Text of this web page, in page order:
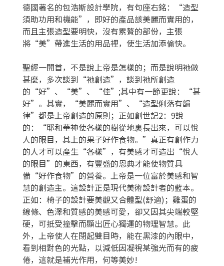
德國著名的包浩斯設計學院，有句座右銘：“造型
須助功用和機能”，即好的產品該美麗而實用的，
而且主張造型要明快，沒有累贅的部份，主張
將“美”帶進生活的用品裡，使生活加添偷快。
聖經一開首，不是說上帝是怎樣的；而是說明祂做
甚麼，多次談到“祂創造”，談到祂所創造
的“好”、“美”、“佳”;其中有一節更說：“甚
好”。其實，“美麗而實用”、“造型俐落有韻
律”都是上帝創造的原則；正如創世記2：9說
的：“耶和華神使各樣的樹從地裏長出來，可以悅
人的眼目，其上的果子好作食物。”真正有創作力
的人才可以產生“各樣”，有美感才可造出“悅人
的眼目”的東西，有豐盛的恩典才能使物質具
備“好作食物”的營養。上帝是一位富於美感和智
慧的創造主。這設計正是現代美術設計者的藍本。
正如：椅子的設計要美觀又合體型(舒適)；雞蛋的
線條、色澤和質感的美感可愛，卻又因其尖端較堅
硬，可抵受撞擊而顯出匠心獨運的物理智慧。此
外，上帝使人在閉起雙目時，能在黑漆的內眼中，
看到相對色的光點，以減低因凝視某強光而有的疲
倦，這就是補光作用，何等美妙!